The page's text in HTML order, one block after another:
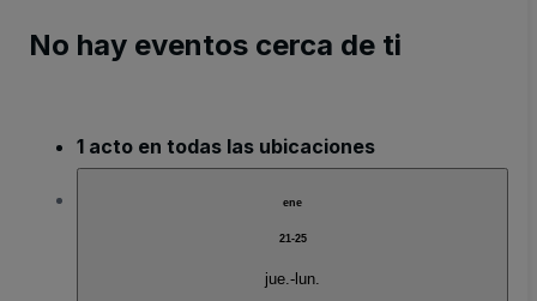
No hay eventos cerca de ti
1 acto en todas las ubicaciones
ene
21-25
jue.-lun.